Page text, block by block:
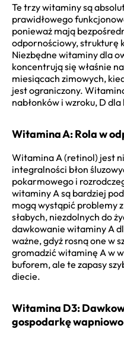
Te trzy witaminy są
prawidłowego
ponieważ mają
odpornościowy, strukturę
Niezbędne witaminy dla
koncentrują się właśnie
miesiącach zimowych,
jest ograniczony.
nabłonków i wzroku, D
Witamina A: Rola w
Witamina A (retinol) jest
integralności błon
pokarmowego i
witaminy A są bardziej
mogą wystąpić problemy
słabych, niezdolnych do
dawkowanie witaminy A
ważne, gdyż rosną one w
gromadzić witaminę A w
buforem, ale te zapasy
diecie.
Witamina D3:
gospodarkę